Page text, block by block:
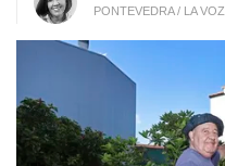
PONTEVEDRA / LA VOZ